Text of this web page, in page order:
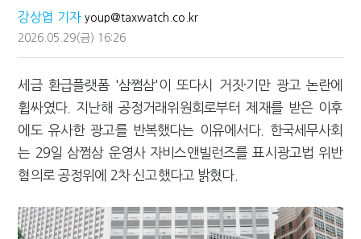
세무법인 HKL, 조사·재산세 전문가 임종수 세무사 영입
김밥엔 어떤 술 어울릴까?…국세청이 K-푸드 꺼낸 까닭
"세무플랫폼 문제 해결될 것"…세무사회 진단, 왜
배달라이더 원천징수 세금 인하…환급 플랫폼 수익성 악화될까
고액자산가 더 옥죈다…해외신탁 미신고 제보에 포상금
반도체·AI로봇 국내 생산땐 세금 깎아준다
강남이 좋다는 건 옛말…강서세무서장이 더 낫다?
강상엽 기자 youp@taxwatch.co.kr
2026.05.29(금) 16:26
세금 환급플랫폼 '삼쩜삼'이 또다시 거짓·기만 광고 논란에
휩싸였다. 지난해 공정거래위원회로부터 제재를 받은 이후
에도 유사한 광고를 반복했다는 이유에서다. 한국세무사회
는 29일 삼쩜삼 운영사 자비스앤빌런즈를 표시광고법 위반
혐의로 공정위에 2차 신고했다고 밝혔다.